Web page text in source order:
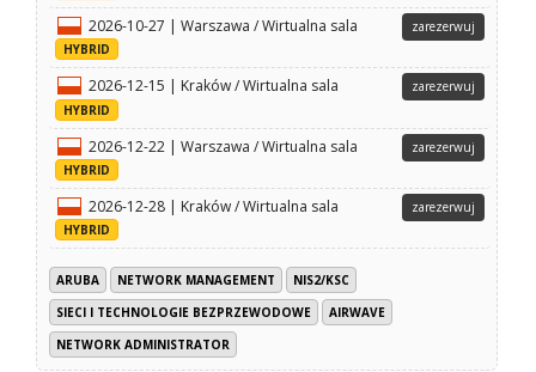
2026-10-27 | Warszawa / Wirtualna sala
HYBRID
zarezerwuj
2026-12-15 | Kraków / Wirtualna sala
HYBRID
zarezerwuj
2026-12-22 | Warszawa / Wirtualna sala
HYBRID
zarezerwuj
2026-12-28 | Kraków / Wirtualna sala
HYBRID
zarezerwuj
ARUBA NETWORK MANAGEMENT
NIS2/KSC
SIECI I TECHNOLOGIE BEZPRZEWODOWE
AIRWAVE
NETWORK ADMINISTRATOR